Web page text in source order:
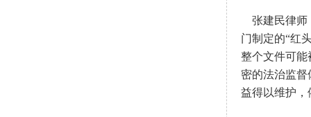
张建民律师
门制定的“红
整个文件可能
密的法治监
益得以维护，